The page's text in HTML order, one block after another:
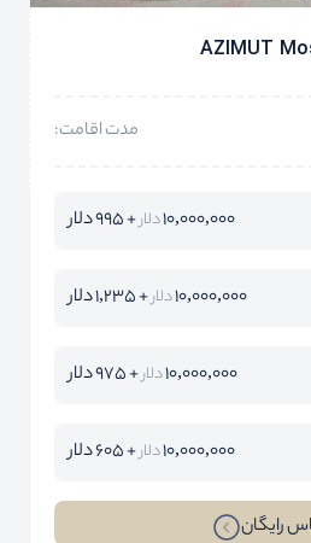
AZIMUT
مدت اقامت:
10,000,000دلار+ 995 دلار
10,000,000دلار+ 1,235 دلار
10,000,000دلار+ 975 دلار
10,000,000دلار+ 605 دلار
رایگان